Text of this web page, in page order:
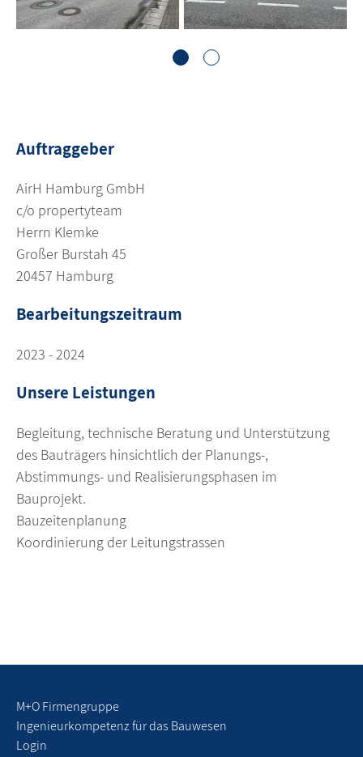
2
Auftraggeber
AirH Hamburg GmbH
c/o propertyteam
Herrn Klemke
Großer Burstah 45
20457 Hamburg
Bearbeitungszeitraum
2023 - 2024
Unsere Leistungen
Begleitung, technische Beratung und Unterstützung
des Bauträgers hinsichtlich der Planungs-,
Abstimmungs- und Realisierungsphasen im
Bauprojekt.
Bauzeitenplanung
Koordinierung der Leitungstrassen
M+O Firmengruppe
Ingenieurkompetenz für das Bauwesen
Login